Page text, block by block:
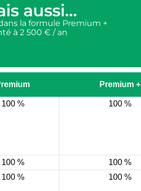
aussi...
la formule Premium +
à 2 500 € / an
Premium +
100 % 100 %
100 %
100 %
100 % 100 %